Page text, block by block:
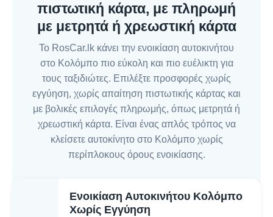
πιστωτική κάρτα, με πληρωμή
με μετρητά ή χρεωστική κάρτα
Το RosCar.lk κάνει την ενοικίαση αυτοκινήτου
στο Κολόμπο πιο εύκολη και πιο ευέλικτη για
τους ταξιδιώτες. Επιλέξτε προσφορές χωρίς
εγγύηση, χωρίς απαίτηση πιστωτικής κάρτας και
με βολικές επιλογές πληρωμής, όπως μετρητά ή
χρεωστική κάρτα. Είναι ένας απλός τρόπος να
κλείσετε αυτοκίνητο στο Κολόμπο χωρίς
περίπλοκους όρους ενοικίασης.
Ενοικίαση Αυτοκινήτου Κολόμπο
Χωρίς Εγγύηση